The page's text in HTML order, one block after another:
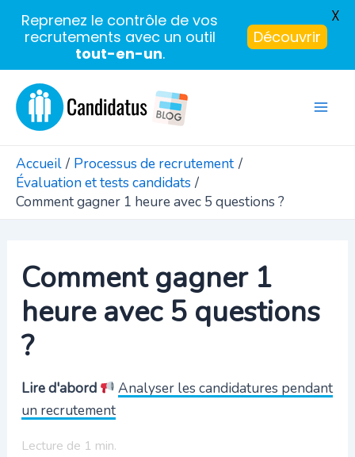
Aller
contenu
Accueil
Processus de recrutement
Évaluation et tests candidats
Comment gagner 1 heure avec 5 questions ?
Comment gagner 1
heure avec 5 questions
?
Lire d'abord
Analyser les candidatures pendant
un recrutement
Lecture de 1 min.
Reprenez le contrôle de vos
recrutements avec un outil
tout-en-un.
Découvrir
X